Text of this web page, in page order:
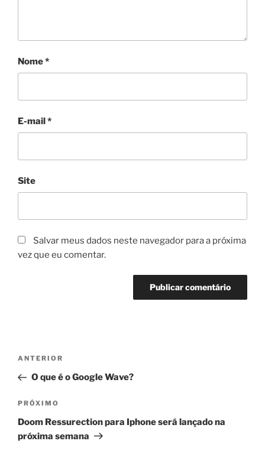
Nome*
E-mail*
Site
Salvar meus dados neste navegador para a próxima
vez que eu comentar.
Navegação
Post
Post
anterior
ANTERIOR
O que é o Google Wave?
Próximo
post
PRÓXIMO
Doom Ressurection para Iphone será lançado na
próxima semana